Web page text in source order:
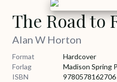
The Road to
Alan W Horton
Format
Hardcover
Forlag
Madison Spring
ISBN
9780578162706